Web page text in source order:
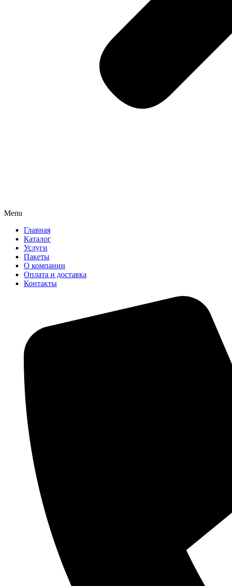
Menu
Главная
Каталог
Услуги
Пакеты
О компании
Оплата и доставка
Контакты